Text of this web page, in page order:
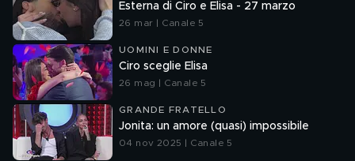
Esterna di Ciro e Elisa - 27 marzo
26 mar | Canale 5
UOMINI E DONNE
Ciro sceglie Elisa
26 mag | Canale 5
GRANDE FRATELLO
Jonita: un amore (quasi) impossibile
04 nov 2025 | Canale 5